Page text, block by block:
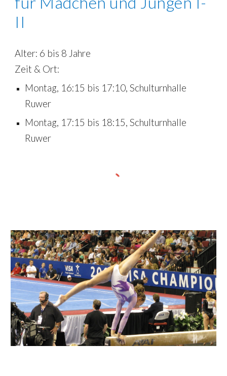
II
Alter: 6 bis 8 Jahre
Zeit & Ort:
Montag, 16:15 bis 17:10, Schulturnhalle
Ruwer
Montag, 17:15 bis 18:15, Schulturnhalle
Ruwer